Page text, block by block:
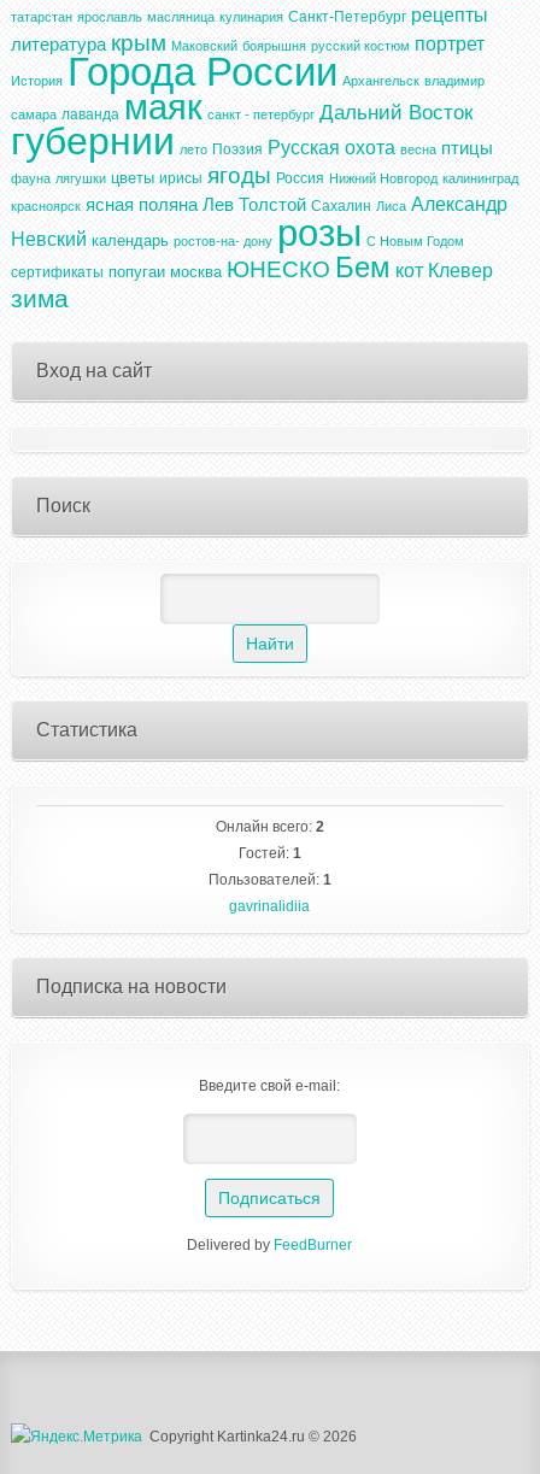
татарстан ярославль масляница кулинария Санкт-Петербург рецепты
литература крым Маковский боярышня русский костюм портрет
История Города России Архангельск владимир
самара лаванда маяк санкт - петербург Дальний Восток
губернии лето Поэзия Русская охота весна птицы
фауна лягушки цветы ирисы ягоды Россия Нижний Новгород калининград
красноярск ясная поляна Лев Толстой Сахалин Лиса Александр
Невский календарь ростов-на- дону розы С Новым Годом
сертификаты попугаи москва ЮНЕСКО Бем кот Клевер
зима
Вход на сайт
Поиск
Статистика
Онлайн всего: 2
Гостей: 1
Пользователей: 1
gavrinalidiia
Подписка на новости
Введите свой e-mail:
Delivered by FeedBurner
Copyright Kartinka24.ru © 2026